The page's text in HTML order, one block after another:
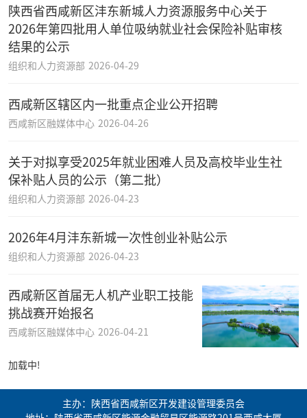
陕西省西咸新区沣东新城人力资源服务中心关于
2026年第四批用人单位吸纳就业社会保险补贴审核
结果的公示
组织和人力资源部 2026-04-29
西咸新区辖区内一批重点企业公开招聘
西咸新区融媒体中心 2026-04-26
关于对拟享受2025年就业困难人员及高校毕业生社
保补贴人员的公示（第二批）
组织和人力资源部 2026-04-23
2026年4月沣东新城一次性创业补贴公示
组织和人力资源部 2026-04-23
西咸新区首届无人机产业职工技能
挑战赛开始报名
西咸新区融媒体中心 2026-04-21
加载中!
主办：陕西省西咸新区开发建设管理委员会